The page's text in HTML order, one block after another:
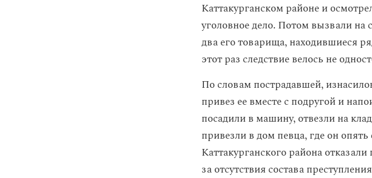
Каттакурганском районе и
уголовное дело. Потом вызвали на
два его товарища, находившиеся
этот раз следствие велось не
По словам пострадавшей,
привез ее вместе с подругой и
посадили в машину, отвезли на
привезли в дом певца, где он
Каттакурганского района
за отсутствия состава